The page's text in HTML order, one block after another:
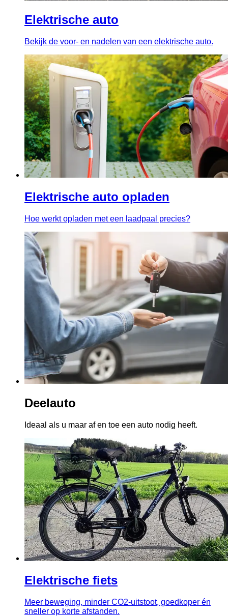
Elektrische auto
Bekijk de voor- en nadelen van een elektrische auto.
Elektrische auto opladen
Hoe werkt opladen met een laadpaal precies?
Deelauto
Ideaal als u maar af en toe een auto nodig heeft.
Elektrische fiets
Meer beweging, minder CO2-uitstoot, goedkoper én
sneller op korte afstanden.